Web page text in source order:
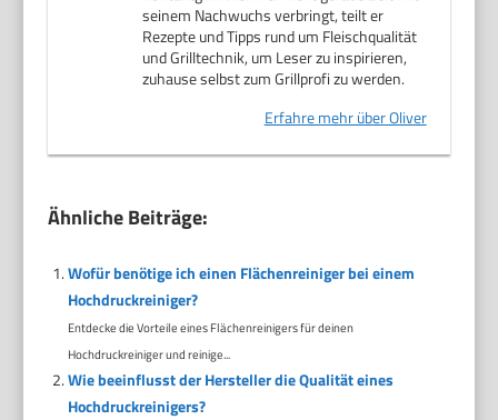
seinem Nachwuchs verbringt, teilt er
Rezepte und Tipps rund um Fleischqualität
und Grilltechnik, um Leser zu inspirieren,
zuhause selbst zum Grillprofi zu werden.
Erfahre mehr über Oliver
Ähnliche Beiträge:
Wofür benötige ich einen Flächenreiniger bei einem
Hochdruckreiniger?
Entdecke die Vorteile eines Flächenreinigers für deinen
Hochdruckreiniger und reinige...
Wie beeinflusst der Hersteller die Qualität eines
Hochdruckreinigers?